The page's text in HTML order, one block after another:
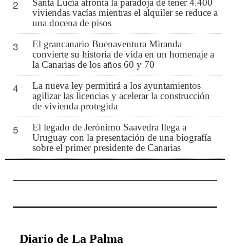
2
Santa Lucía afronta la paradoja de tener 4.400
viviendas vacías mientras el alquiler se reduce a
una docena de pisos
3
El grancanario Buenaventura Miranda
convierte su historia de vida en un homenaje a
la Canarias de los años 60 y 70
4
La nueva ley permitirá a los ayuntamientos
agilizar las licencias y acelerar la construcción
de vivienda protegida
5
El legado de Jerónimo Saavedra llega a
Uruguay con la presentación de una biografía
sobre el primer presidente de Canarias
Diario de La Palma